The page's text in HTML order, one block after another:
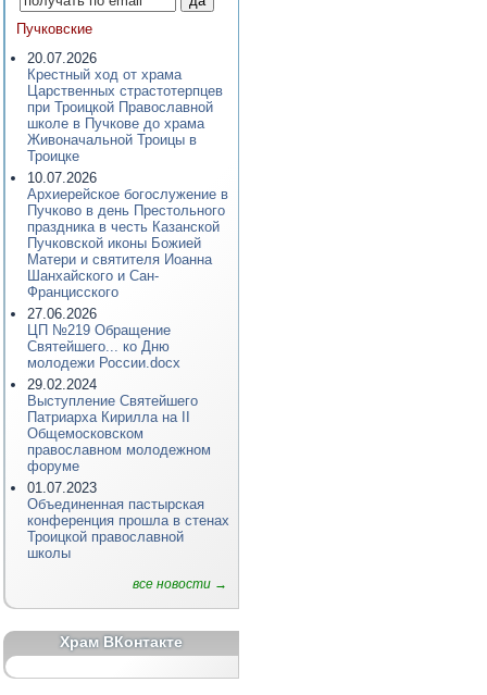
Пучковские
20.07.2026
Крестный ход от храма
Царственных страстотерпцев
при Троицкой Православной
школе в Пучкове до храма
Живоначальной Троицы в
Троицке
10.07.2026
Архиерейское богослужение в
Пучково в день Престольного
праздника в честь Казанской
Пучковской иконы Божией
Матери и святителя Иоанна
Шанхайского и Сан-
Францисского
27.06.2026
ЦП №219 Обращение
Святейшего... ко Дню
молодежи России.docx
29.02.2024
Выступление Святейшего
Патриарха Кирилла на II
Общемосковском
православном молодежном
форуме
01.07.2023
Объединенная пастырская
конференция прошла в стенах
Троицкой православной
школы
все новости →
Храм ВКонтакте